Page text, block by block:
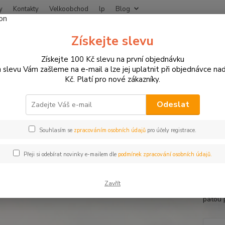
Kontakty Velkoobchod lp Blog
Hledat
Boty na motorku Road Traveller cestovní boty na
Traveller cestovní boty na
Road
patou
Získejte slevu
Získejte 100 Kč slevu na první objednávku
slevu Vám zašleme na e-mail a lze jej uplatnit při objednávce
Kč. Platí pro nové zákazníky.
Odeslat
Souhlasím se zpracováním osobních údajů pro účely registrace.
Přeji si odebírat novinky e-mailem dle podmínek zpracování osobních údajů.
Zavřít